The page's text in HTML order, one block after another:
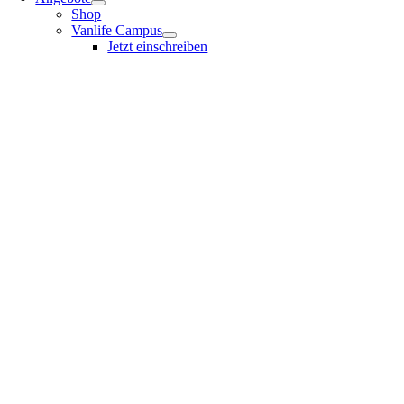
Shop
Vanlife Campus
Jetzt einschreiben